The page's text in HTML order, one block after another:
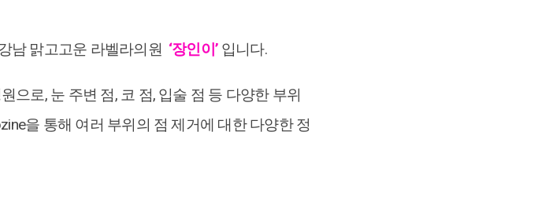
남 맑고고운 라벨라의원 ‘장인이’ 입니다.
으로, 눈 주변 점, 코 점, 입술 점 등 다양한 부위
을 통해 여러 부위의 점 제거에 대한 다양한 정